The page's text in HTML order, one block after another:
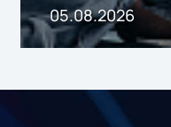
05.08.2026